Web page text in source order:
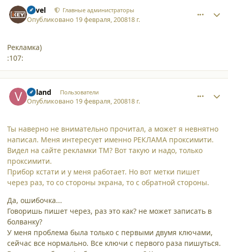
Pavel Главные администраторы
Опубликовано 19 февраля, 200818 г.
Рекламка)
:107:
Voland Пользователи
Опубликовано 19 февраля, 200818 г.
Ты наверно не внимательно прочитал, а может я невнятно
написал. Меня интересует именно РЕКЛАМА проксимити.
Видел на сайте рекламки ТМ? Вот такую и надо, только
проксимити.
Прибор кстати и у меня работает. Но вот метки пишет
через раз, то со стороны экрана, то с обратной стороны.
Да, ошибочка...
Говоришь пишет через, раз это как? не может записать в
болванку?
У меня проблема была только с первыми двумя ключами,
сейчас все нормально. Все ключи с первого раза пишуться.